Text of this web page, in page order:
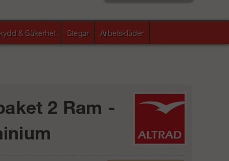
& Säkerhet Stegar Arbetskläder
2 Ram -